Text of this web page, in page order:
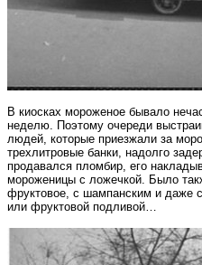
В киосках мороженое бывало
неделю. Поэтому очереди
людей, которые приезжали за
трехлитровые банки, надолго
продавался пломбир, его
мороженицы с ложечкой. Было
фруктовое, с шампанским и даже
или фруктовой подливой…